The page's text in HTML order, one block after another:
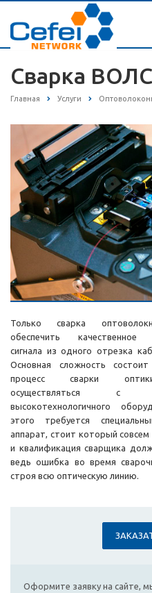
Сварка ВОЛС
Главная Услуги
Только сварка
обеспечить качественное
сигнала из одного отрезка
Основная сложность
процесс сварки
осуществляться с
высокотехнологичного
этого требуется
аппарат, стоит который
и квалификация сварщика
ведь ошибка во время
строя всю оптическую линию.
Оформите заявку на сайте,